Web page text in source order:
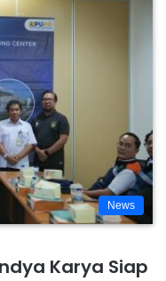
News
Karya Siap